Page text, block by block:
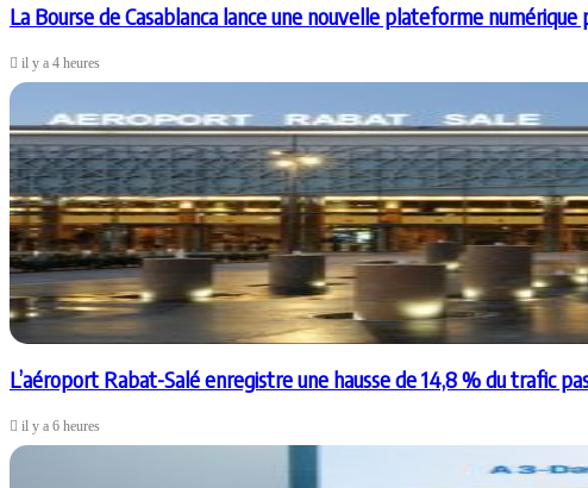
La Bourse de Casablanca lance une nouvelle plateforme numérique
il y a 4 heures
L’aéroport Rabat-Salé enregistre une hausse de 14,8 % du trafic
il y a 6 heures